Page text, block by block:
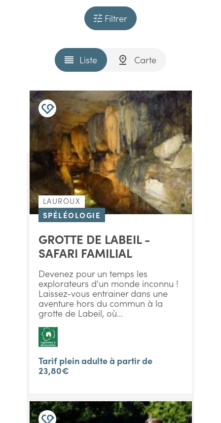
Filtrer
Liste Carte
LAUROUX
SPÉLÉOLOGIE
GROTTE DE LABEIL -
SAFARI FAMILIAL
Devenez pour un temps les
explorateurs d'un monde inconnu !
Laissez-vous entrainer dans une
aventure hors du commun à la
grotte de Labeil, où...
Tarif plein adulte à partir de
23,80€